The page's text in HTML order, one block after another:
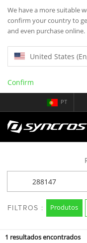
We have a more suitable
confirm your country to
and even purchase online.
United States
Confirm
PT
FILTROS : Produtos
1 resultados encontrados